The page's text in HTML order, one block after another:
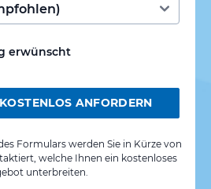
erwünscht
ANFORDERN
Formulars werden Sie in Kürze von
welche Ihnen ein kostenloses
unterbreiten.